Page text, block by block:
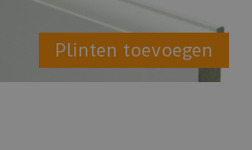
Plinten toevoegen